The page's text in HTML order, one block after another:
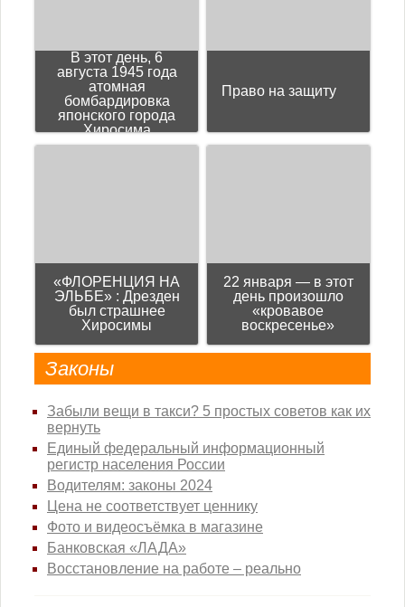
В этот день, 6
августа 1945 года
атомная
бомбардировка
японского города
Хиросима
Право на защиту
«ФЛОРЕНЦИЯ НА
ЭЛЬБЕ» : Дрезден
был страшнее
Хиросимы
22 января — в этот
день произошло
«кровавое
воскресенье»
Законы
Забыли вещи в такси? 5 простых советов как их
вернуть
Единый федеральный информационный
регистр населения России
Водителям: законы 2024
Цена не соответствует ценнику
Фото и видеосъёмка в магазине
Банковская «ЛАДА»
Восстановление на работе – реально